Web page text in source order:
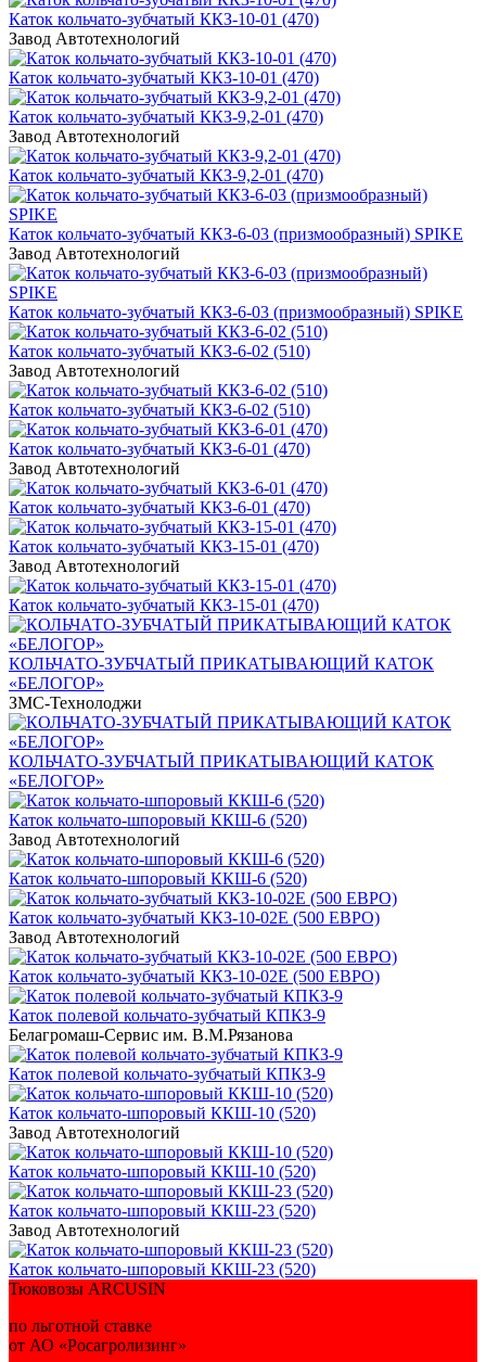
Каток кольчато-зубчатый ККЗ-10-01 (470)
Завод Автотехнологий
Каток кольчато-зубчатый ККЗ-10-01 (470)
Каток кольчато-зубчатый ККЗ-9,2-01 (470)
Завод Автотехнологий
Каток кольчато-зубчатый ККЗ-9,2-01 (470)
Каток кольчато-зубчатый ККЗ-6-03 (призмообразный) SPIKE
Завод Автотехнологий
Каток кольчато-зубчатый ККЗ-6-03 (призмообразный) SPIKE
Каток кольчато-зубчатый ККЗ-6-02 (510)
Завод Автотехнологий
Каток кольчато-зубчатый ККЗ-6-02 (510)
Каток кольчато-зубчатый ККЗ-6-01 (470)
Завод Автотехнологий
Каток кольчато-зубчатый ККЗ-6-01 (470)
Каток кольчато-зубчатый ККЗ-15-01 (470)
Завод Автотехнологий
Каток кольчато-зубчатый ККЗ-15-01 (470)
КОЛЬЧАТО-ЗУБЧАТЫЙ ПРИКАТЫВАЮЩИЙ КАТОК
«БЕЛОГОР»
ЗМС-Технолоджи
КОЛЬЧАТО-ЗУБЧАТЫЙ ПРИКАТЫВАЮЩИЙ КАТОК
«БЕЛОГОР»
Каток кольчато-шпоровый ККШ-6 (520)
Завод Автотехнологий
Каток кольчато-шпоровый ККШ-6 (520)
Каток кольчато-зубчатый ККЗ-10-02Е (500 ЕВРО)
Завод Автотехнологий
Каток кольчато-зубчатый ККЗ-10-02Е (500 ЕВРО)
Каток полевой кольчато-зубчатый КПКЗ-9
Белагромаш-Сервис им. В.М.Рязанова
Каток полевой кольчато-зубчатый КПКЗ-9
Каток кольчато-шпоровый ККШ-10 (520)
Завод Автотехнологий
Каток кольчато-шпоровый ККШ-10 (520)
Каток кольчато-шпоровый ККШ-23 (520)
Завод Автотехнологий
Каток кольчато-шпоровый ККШ-23 (520)
Тюковозы ARCUSIN
по льготной ставке
от АО «Росагролизинг»